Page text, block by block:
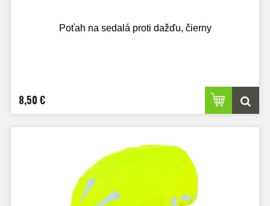
Poťah na sedalá proti dažďu, čierny
8,50 €